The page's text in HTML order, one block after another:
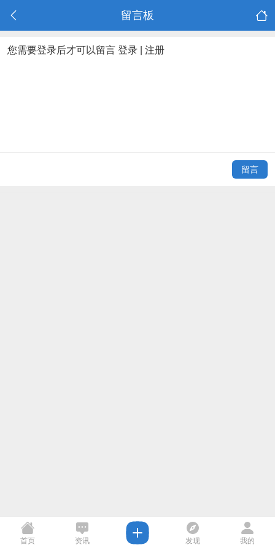
留言板
您需要登录后才可以留言 登录 注册
留言
首页 资讯 发现 我的